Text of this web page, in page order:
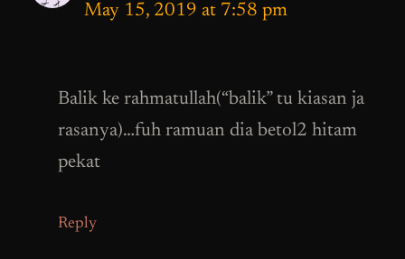
May 15, 2019 at 7:58 pm
Balik ke rahmatullah(“balik” tu kiasan ja
rasanya)…fuh ramuan dia betol2 hitam
pekat
Reply